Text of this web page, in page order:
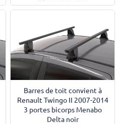
Barres de toit convient à
Renault Twingo II 2007-2014
3 portes bicorps Menabo
Delta noir